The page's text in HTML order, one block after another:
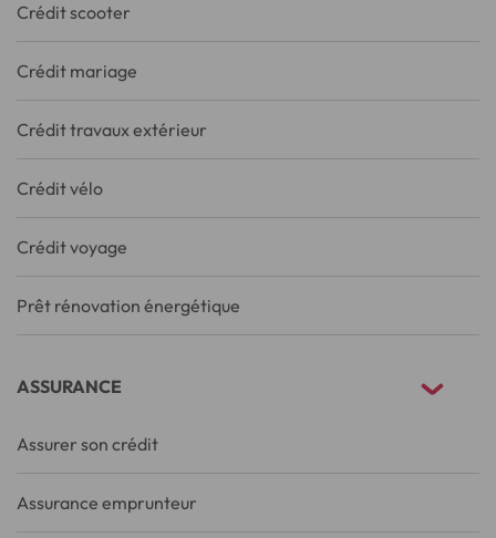
Crédit scooter
Crédit mariage
Crédit travaux extérieur
Crédit vélo
Crédit voyage
Prêt rénovation énergétique
ASSURANCE
Assurer son crédit
Assurance emprunteur